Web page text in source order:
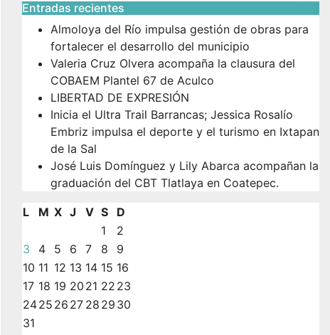
Entradas recientes
Almoloya del Río impulsa gestión de obras para
fortalecer el desarrollo del municipio
Valeria Cruz Olvera acompaña la clausura del
COBAEM Plantel 67 de Aculco
LIBERTAD DE EXPRESIÓN
Inicia el Ultra Trail Barrancas; Jessica Rosalío
Embriz impulsa el deporte y el turismo en Ixtapan
de la Sal
José Luis Domínguez y Lily Abarca acompañan la
graduación del CBT Tlatlaya en Coatepec.
L M X J V S
D
1
2
3
4 5 6 7 8
9
10 11 12 13 14 15 16
17 18 19 20 21 22 23
2425 26 27 28 29 30
31